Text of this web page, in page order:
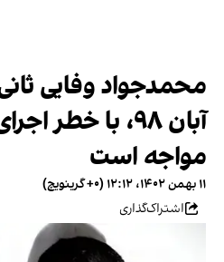
محمدجواد وفایی
آبان ۹۸، با خطر
مواجه است
۱۱ بهمن ۱۴۰۲، ۱۲:۱۲ (‎+۰ گرینویچ)
اشتراک‌گذاری